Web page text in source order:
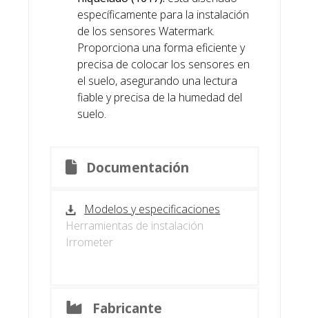
específicamente para la instalación
de los sensores Watermark.
Proporciona una forma eficiente y
precisa de colocar los sensores en
el suelo, asegurando una lectura
fiable y precisa de la humedad del
suelo.
Documentación
Modelos y especificaciones ·
Herramientas de instalación
Irrometer
Fabricante